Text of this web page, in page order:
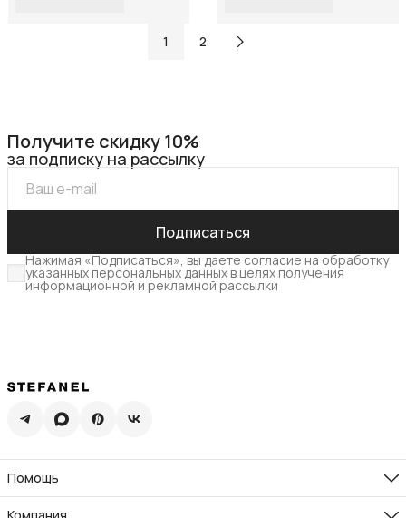
1 2
Получите скидку 10%
за подписку на рассылку
Подписаться
Нажимая «Подписаться», вы даете согласие на обработку
указанных персональных данных в целях получения
информационной и рекламной рассылки
Помощь
Доставка